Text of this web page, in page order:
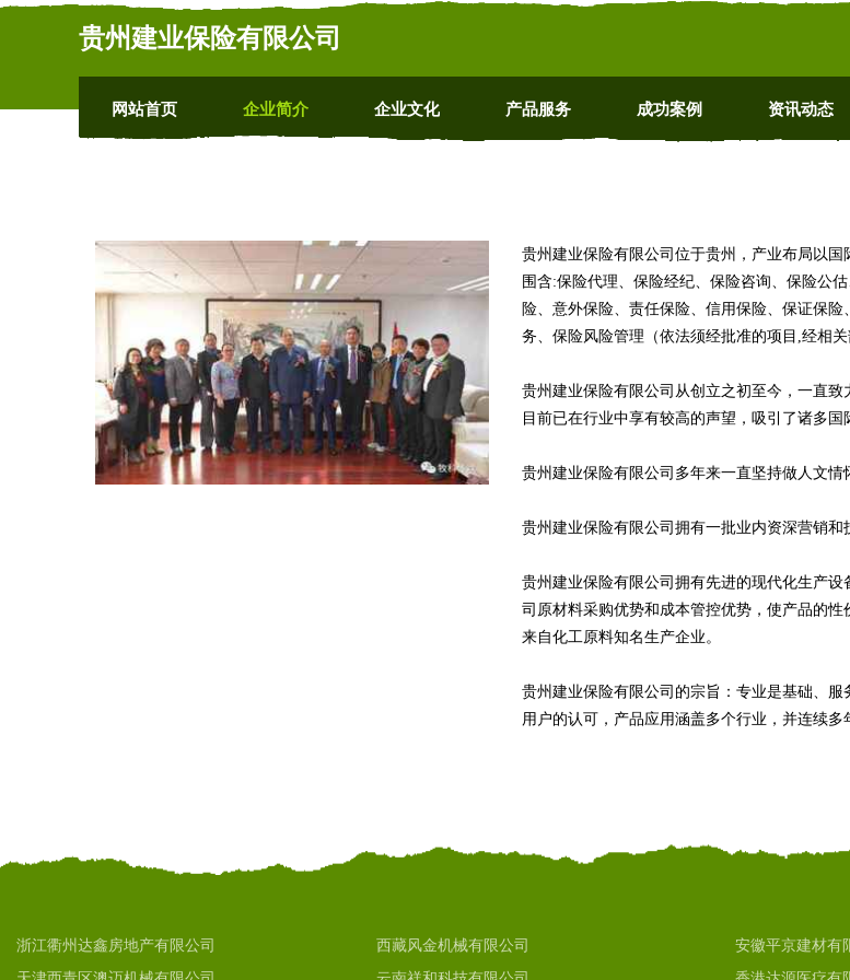
贵州建业保险有限公司
网站首页 企业简介 企业文化 产品服务 成功案例 资讯动态
贵州建业保险有限公司位于贵州，产业布局以
围含:保险代理、保险经纪、保险咨询、保险公
险、意外保险、责任保险、信用保险、保证保
务、保险风险管理（依法须经批准的项目,经相
贵州建业保险有限公司从创立之初至今，一直
目前已在行业中享有较高的声望，吸引了诸多国
贵州建业保险有限公司多年来一直坚持做人文情
贵州建业保险有限公司拥有一批业内资深营销和
贵州建业保险有限公司拥有先进的现代化生产
司原材料采购优势和成本管控优势，使产品的
来自化工原料知名生产企业。
贵州建业保险有限公司的宗旨：专业是基础、
用户的认可，产品应用涵盖多个行业，并连续多
浙江衢州达鑫房地产有限公司 西藏风金机械有限公司 安徽平京建材有